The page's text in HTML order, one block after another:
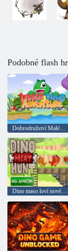
Podobné flash
Dobrodružství Malého Dino
Dino maso loví nové dobrodružství